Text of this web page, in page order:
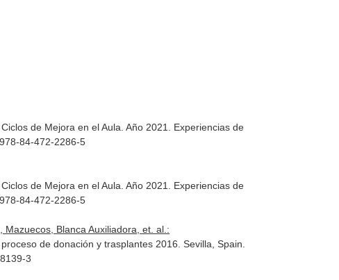
Ciclos de Mejora en el Aula. Año 2021. Experiencias de
84-472-2286-5
Ciclos de Mejora en el Aula. Año 2021. Experiencias de
84-472-2286-5
Blanca Auxiliadora, et. al.:
de donación y trasplantes 2016 . Sevilla, Spain.
3